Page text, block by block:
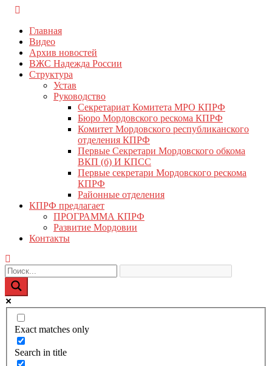
Перейти
содержимому
Главная
Видео
Архив новостей
ВЖС Надежда России
Структура
Устав
Руководство
Секретариат Комитета МРО КПРФ
Бюро Мордовского рескома КПРФ
Комитет Мордовского республиканского
отделения КПРФ
Первые Секретари Мордовского обкома
ВКП (б) И КПСС
Первые секретари Мордовского рескома
КПРФ
Районные отделения
КПРФ предлагает
ПРОГРАММА КПРФ
Развитие Мордовии
Контакты
Exact matches only
Search in title